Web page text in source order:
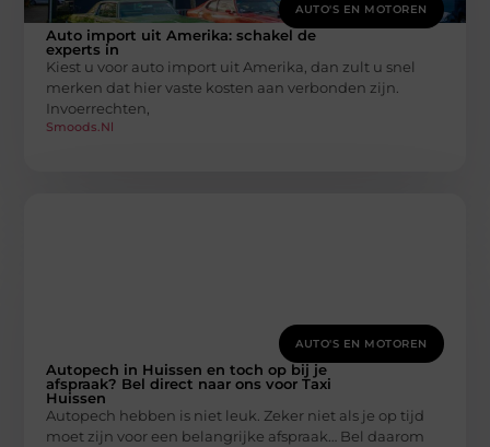
AUTO'S EN MOTOREN
Auto import uit Amerika: schakel de
experts in
Kiest u voor auto import uit Amerika, dan zult u snel
merken dat hier vaste kosten aan verbonden zijn.
Invoerrechten,
Smoods.nl
AUTO'S EN MOTOREN
Autopech in Huissen en toch op bij je
afspraak? Bel direct naar ons voor Taxi
Huissen
Autopech hebben is niet leuk. Zeker niet als je op tijd
moet zijn voor een belangrijke afspraak… Bel daarom